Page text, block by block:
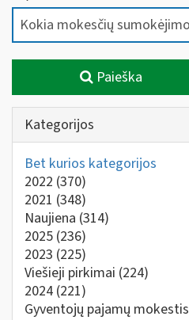
Paieška
Kategorijos
Bet kurios kategorijos
2022 (370)
2021 (348)
Naujiena (314)
2025 (236)
2023 (225)
Viešieji pirkimai (224)
2024 (221)
Gyventojų pajamų mokestis